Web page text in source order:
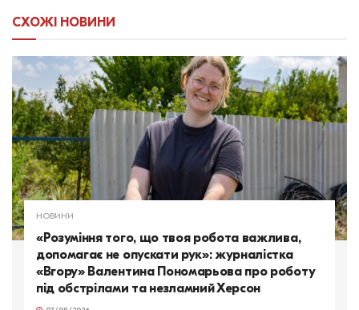
СХОЖІ НОВИНИ
НОВИНИ
«Розуміння того, що твоя робота важлива,
допомагає не опускати рук»: журналістка
«Вгору» Валентина Пономарьова про роботу
під обстрілами та незламний Херсон